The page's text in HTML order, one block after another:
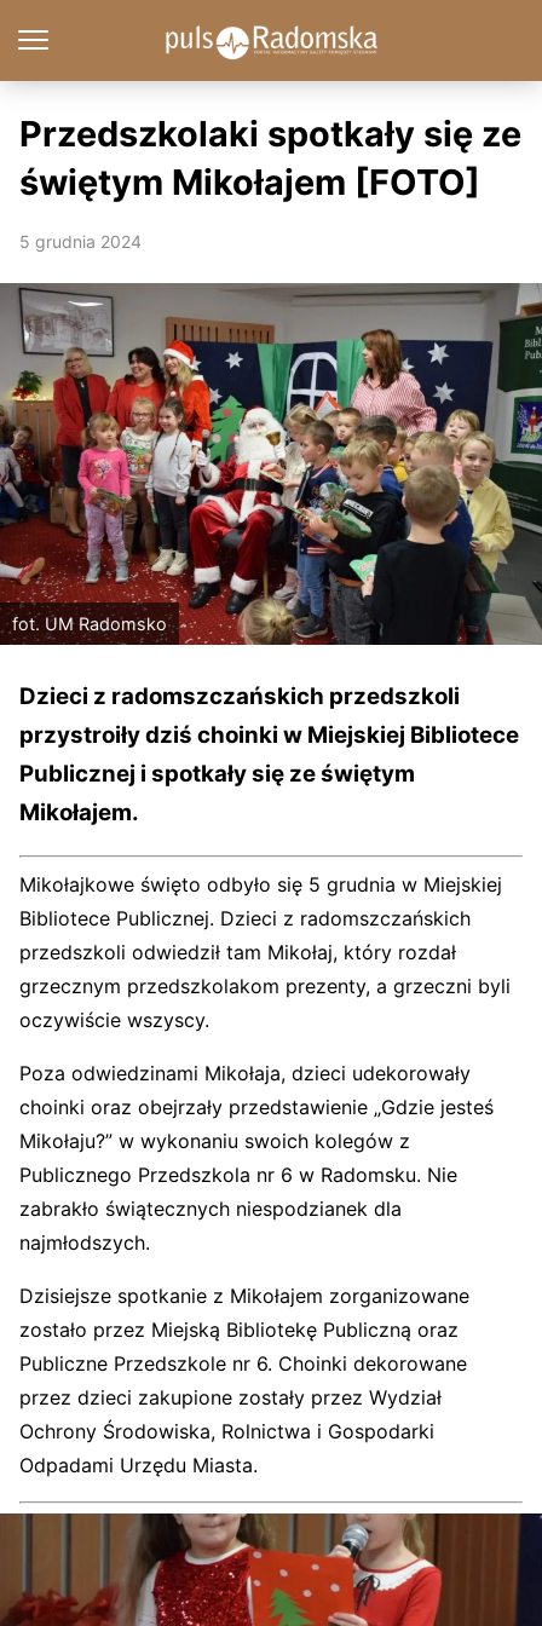
Przedszkolaki spotkały się ze
świętym Mikołajem [FOTO]
5 grudnia 2024
fot. UM Radomsko
Dzieci z radomszczańskich przedszkoli
przystroiły dziś choinki w Miejskiej Bibliotece
Publicznej i spotkały się ze świętym
Mikołajem.
Mikołajkowe święto odbyło się 5 grudnia w Miejskiej
Bibliotece Publicznej. Dzieci z radomszczańskich
przedszkoli odwiedził tam Mikołaj, który rozdał
grzecznym przedszkolakom prezenty, a grzeczni byli
oczywiście wszyscy.
Poza odwiedzinami Mikołaja, dzieci udekorowały
choinki oraz obejrzały przedstawienie „Gdzie jesteś
Mikołaju?” w wykonaniu swoich kolegów z
Publicznego Przedszkola nr 6 w Radomsku. Nie
zabrakło świątecznych niespodzianek dla
najmłodszych.
Dzisiejsze spotkanie z Mikołajem zorganizowane
zostało przez Miejską Bibliotekę Publiczną oraz
Publiczne Przedszkole nr 6. Choinki dekorowane
przez dzieci zakupione zostały przez Wydział
Ochrony Środowiska, Rolnictwa i Gospodarki
Odpadami Urzędu Miasta.